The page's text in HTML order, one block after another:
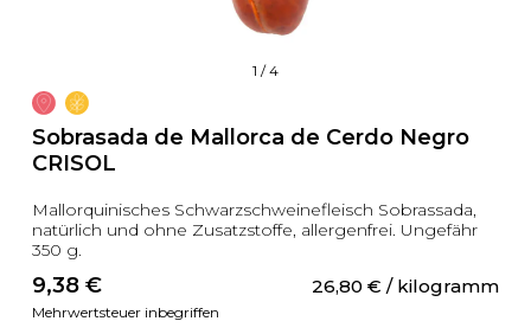
1 /4
Sobrasada de Mallorca de Cerdo Negro
CRISOL
Mallorquinisches Schwarzschweinefleisch Sobrassada,
natürlich und ohne Zusatzstoffe, allergenfrei. Ungefähr
350 g.
9,38 € 26,80 € / kilogramm
Mehrwertsteuer inbegriffen